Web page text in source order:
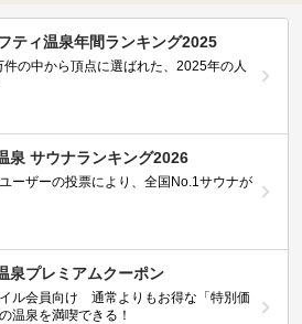
ティ温泉年間ランキング2025
件の中から頂点に選ばれた、2025年の人
泉 サウナランキング2026
ーザーの投票により、全国No.1サウナが
泉プレミアムクーポン
ル会員向け 通常よりもお得な「特別価
温泉を満喫できる！